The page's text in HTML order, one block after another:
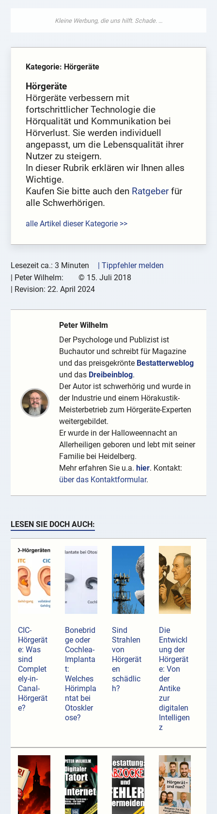
Kategorie: Hörgeräte
Hörgeräte
Hörgeräte verbessern mit
fortschrittlicher Technologie die
Hörqualität und Kommunikation bei
Hörverlust. Sie werden individuell
angepasst, um die Lebensqualität ihrer
Nutzer zu steigern.
In dieser Rubrik erklären wir Ihnen alles
Wichtige.
Kaufen Sie bitte auch den Ratgeberfür
alle Schwerhörigen.
alle Artikel dieser Kategorie >>
Lesezeit ca.: 3 Minuten
| Tippfehler melden
Peter Wilhelm: © 15. Juli 2018
| Revision:22. April 2024
Peter Wilhelm
Der Psychologe und Publizist ist
Buchautor und schreibt für Magazine
und das preisgekrönte Bestatterweblog
und das Dreibeinblog.
Der Autor ist schwerhörig und wurde in
der Industrie und einem Hörakustik-
Meisterbetrieb zum Hörgeräte-Experten
weitergebildet.
Er wurde in der Halloweennacht an
Allerheiligen geboren und lebt mit seiner
Familie bei Heidelberg.
Mehr erfahren Sie u.a. hier. Kontakt:
über das Kontaktformular.
LESEN SIE DOCH AUCH:
CIC-
Hörgerät
e: Was
sind
Complet
ely-in-
Canal-
Hörgerät
e?
Bonebrid
ge oder
Cochlea-
Implanta
t:
Welches
Hörimpla
ntat bei
Otoskler
ose?
Sind
Strahlen
von
Hörgerät
en
schädlic
h?
Die
Entwickl
ung der
Hörgerät
e: Von
der
Antike
zur
digitalen
Intelligen
z